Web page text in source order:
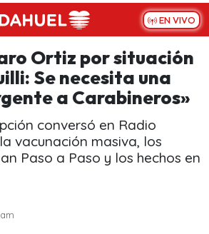
EN VIVO
Ortiz por situación
Se necesita una
a Carabineros»
conversó en Radio
vacunación masiva, los
Paso a Paso y los hechos en